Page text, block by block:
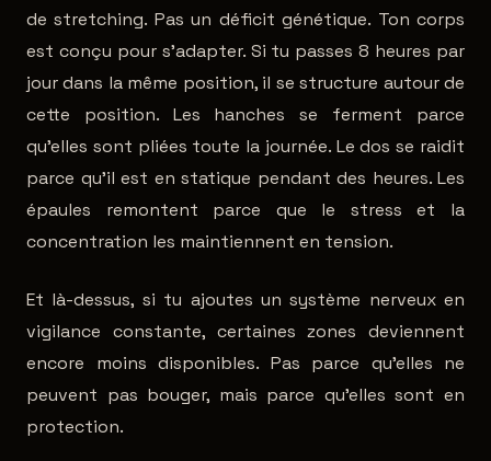
de stretching. Pas un déficit génétique. Ton corps
est conçu pour s'adapter. Si tu passes 8 heures par
jour dans la même position, il se structure autour de
cette position. Les hanches se ferment parce
qu'elles sont pliées toute la journée. Le dos se raidit
parce qu'il est en statique pendant des heures. Les
épaules remontent parce que le stress et la
concentration les maintiennent en tension.
Et là-dessus, si tu ajoutes un système nerveux en
vigilance constante, certaines zones deviennent
encore moins disponibles. Pas parce qu'elles ne
peuvent pas bouger, mais parce qu'elles sont en
protection.